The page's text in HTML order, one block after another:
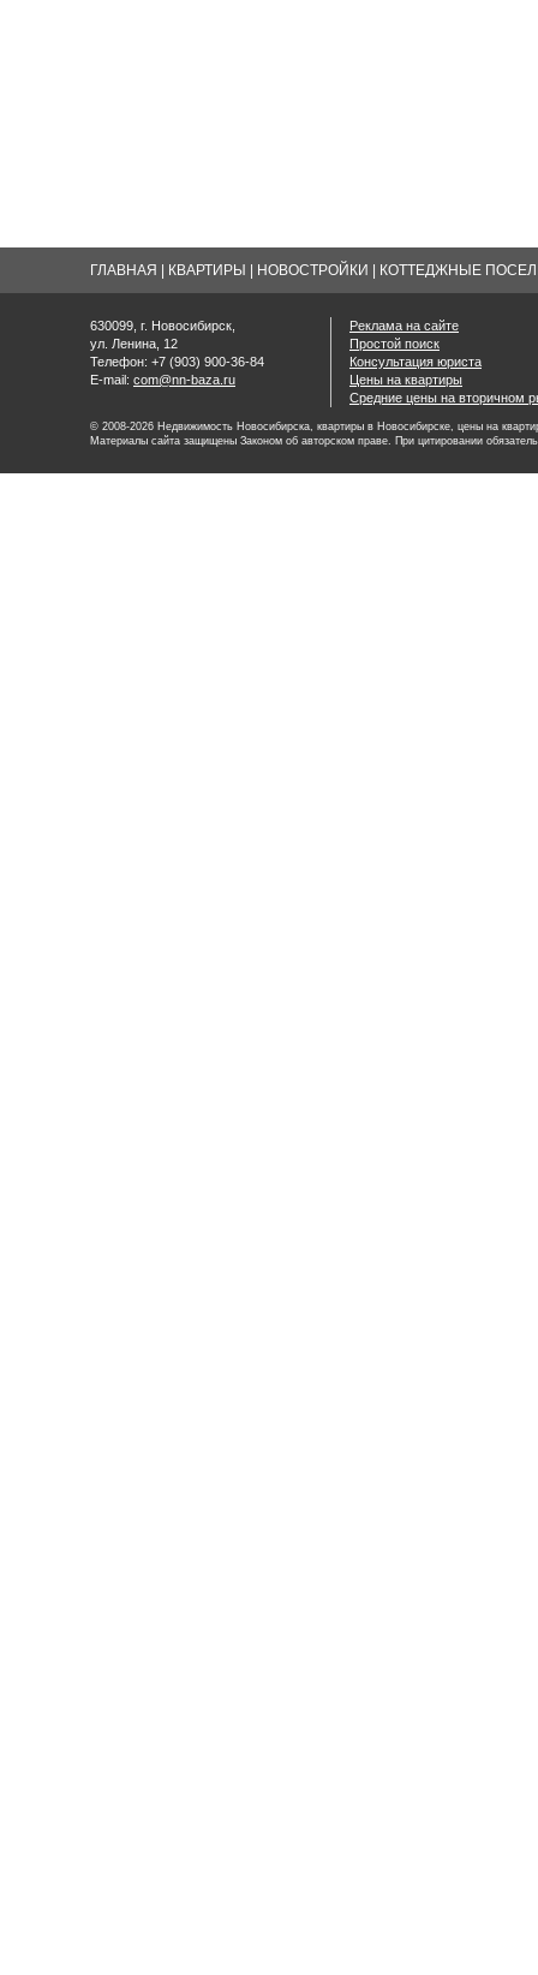
ГЛАВНАЯ КВАРТИРЫ НОВОСТРОЙКИ КОТТЕДЖНЫЕ
630099, г. Новосибирск,
ул. Ленина, 12
Телефон: +7 (903) 900-36-84
E-mail: com@nn-baza.ru
Реклама на сайте
Простой поиск
Консультация юриста
Цены на квартиры
Средние цены на вторичном
© 2008-2026 Недвижимость Новосибирска, квартиры в Новосибирске, цены на
Материалы сайта защищены Законом об авторском праве. При цитировании